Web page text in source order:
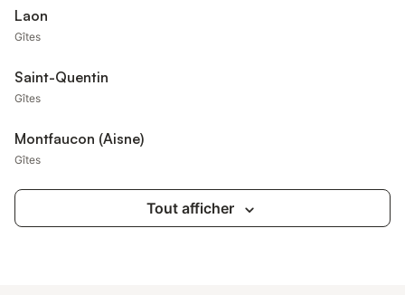
Laon
Gîtes
Saint-Quentin
Gîtes
Montfaucon (Aisne)
Gîtes
Tout afficher